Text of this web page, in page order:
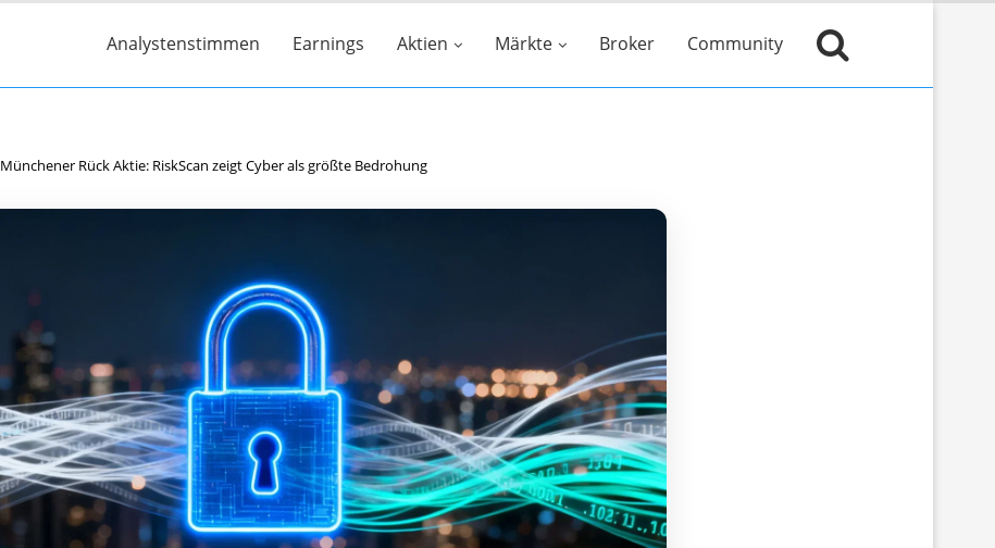
Analystenstimmen Earnings Aktien Märkte Broker Community
Münchener Rück Aktie: RiskScan zeigt Cyber als größte Bedrohung